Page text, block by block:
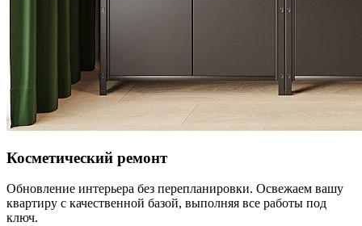
Косметический ремонт
Обновление интерьера без перепланировки. Освежаем вашу
квартиру с качественной базой, выполняя все работы под
ключ.